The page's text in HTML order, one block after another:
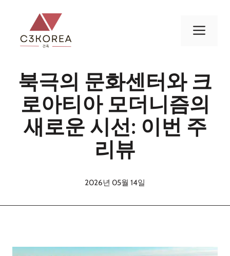
메
북극의 문화센터와 크
로아티아 모더니즘의
새로운 시선: 이번 주
리뷰
2026년 05월 14일